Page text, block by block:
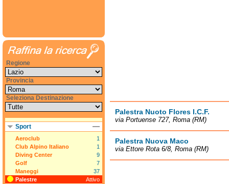
Palestra Nuoto Flores I.C.F.
via Portuense 727, Roma (RM)
Palestra Nuova Maco
via Ettore Rota 6/8, Roma (RM)
Regione
Provincia
Seleziona Destinazione
Sport
Aeroclub
1
Club Alpino Italiano
1
Diving Center
9
Golf
7
Maneggi
37
Palestre
Attivo